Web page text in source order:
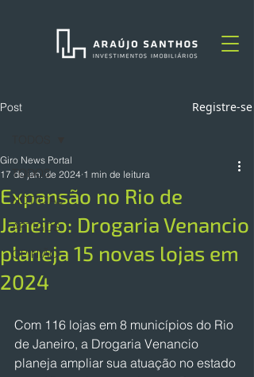
Post Registre-se
TODOS
NOTÍCIAS
ARTIGOS
OPINIÃO
Expansão no Rio de
Janeiro: Drogaria Venancio
planeja 15 novas lojas em
2024
Giro News Portal
17 de jan. de 2024 1 min de leitura
Com 116 lojas em 8 municípios do Rio
de Janeiro, a Drogaria Venancio
planeja ampliar sua atuação no estado